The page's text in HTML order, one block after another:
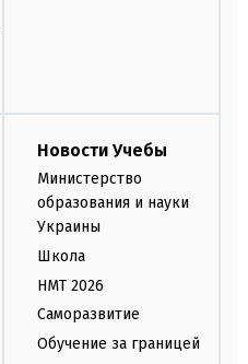
Новости Учебы
Министерство
образования и науки
Украины
Школа
НМТ 2026
Саморазвитие
Обучение за границей